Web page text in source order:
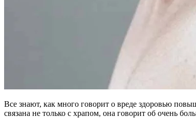
Все знают, как много говорит о вреде здоровью
связана не только с храпом, она говорит об очень